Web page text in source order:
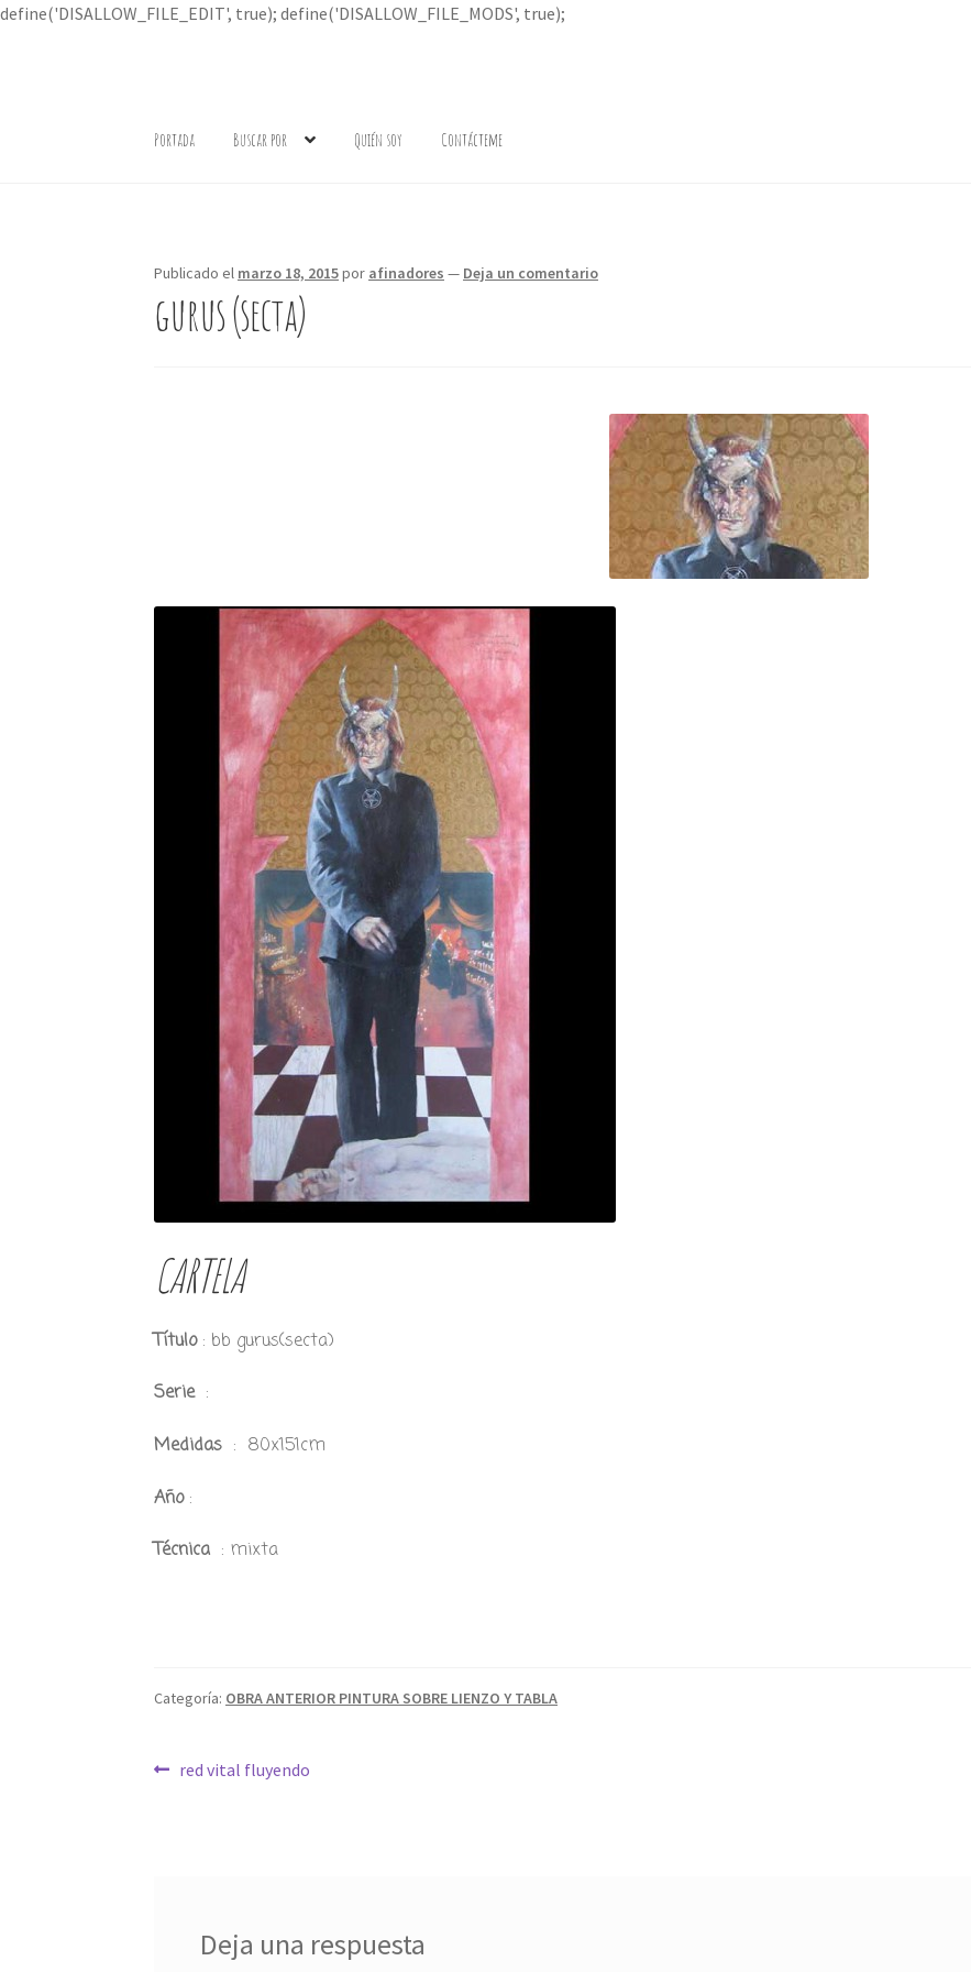
define('DISALLOW_FILE_EDIT', true); define('DISALLOW_FILE_MODS', true);
la
contenido
Portada Buscar por Quién soy Contácteme
Publicado el marzo 18, 2015por afinadores — Deja un comentario
gurus (secta)
CARTELA
Título: bb gurus(secta)
Serie :
Medidas : 80x151cm
Año:
Técnica : mixta
Categoría: OBRA ANTERIOR PINTURA SOBRE LIENZO Y TABLA
Navegación
Anterior:
red vital fluyendo
Deja una respuesta